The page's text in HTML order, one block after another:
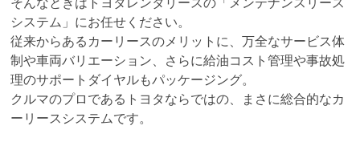
そんなときはトヨタレンタリースの「メンテナンスリース
システム」にお任せください。
従来からあるカーリースのメリットに、万全なサービス体
制や車両バリエーション、さらに給油コスト管理や事故処
理のサポートダイヤルもパッケージング。
クルマのプロであるトヨタならではの、まさに総合的なカ
ーリースシステムです。